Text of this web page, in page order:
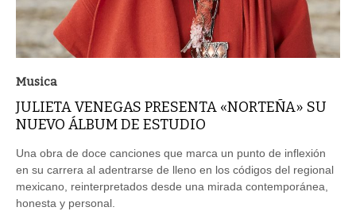
Musica
JULIETA VENEGAS PRESENTA «NORTEÑA» SU
NUEVO ÁLBUM DE ESTUDIO
Una obra de doce canciones que marca un punto de inflexión
en su carrera al adentrarse de lleno en los códigos del regional
mexicano, reinterpretados desde una mirada contemporánea,
honesta y personal.